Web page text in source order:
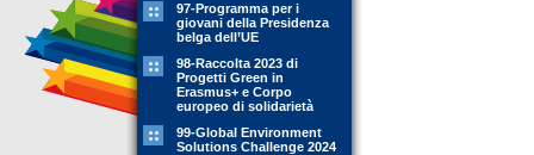
97-Programma per i
giovani della Presidenza
belga dell’UE
98-Raccolta 2023 di
Progetti Green in
Erasmus+ e Corpo
europeo di solidarietà
99-Global Environment
Solutions Challenge 2024